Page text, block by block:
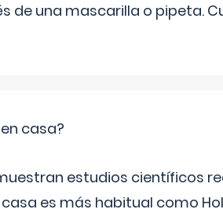
de una mascarilla o pipeta.
casa?
estudios científicos
es más habitual como